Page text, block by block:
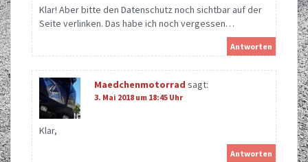
Klar! Aber bitte den Datenschutz noch sichtbar auf der
Seite verlinken. Das habe ich noch vergessen…
Antworten
Maedchenmotorrad sagt:
3. Mai 2018 um 18:45 Uhr
Klar,
Antworten